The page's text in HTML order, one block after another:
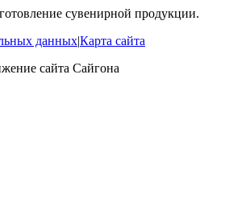
сувенирной продукции.
данных|Карта сайта
сайта Сайгона